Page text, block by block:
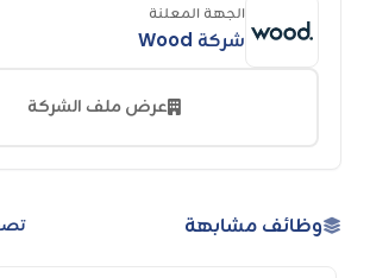
الجهة المعلنة
شركة Wood
عرض ملف الشركة
وظائف مشابهة